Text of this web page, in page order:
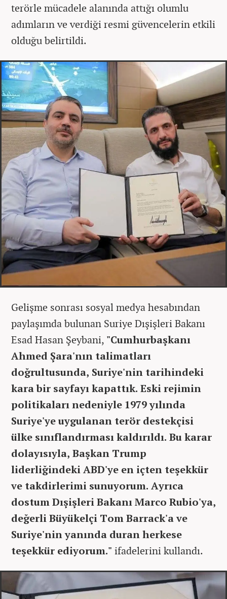
terörle mücadele alanında attığı olumlu
adımların ve verdiği resmi güvencelerin etkili
olduğu belirtildi.
Gelişme sonrası sosyal medya hesabından
paylaşımda bulunan Suriye Dışişleri Bakanı
Esad Hasan Şeybani, "Cumhurbaşkanı
Ahmed Şara'nın talimatları
doğrultusunda, Suriye'nin tarihindeki
kara bir sayfayı kapattık. Eski rejimin
politikaları nedeniyle 1979 yılında
Suriye'ye uygulanan terör destekçisi
ülke sınıflandırması kaldırıldı. Bu karar
dolayısıyla, Başkan Trump
liderliğindeki ABD'ye en içten teşekkür
ve takdirlerimi sunuyorum. Ayrıca
dostum Dışişleri Bakanı Marco Rubio'ya,
değerli Büyükelçi Tom Barrack'a ve
Suriye'nin yanında duran herkese
teşekkür ediyorum." ifadelerini kullandı.